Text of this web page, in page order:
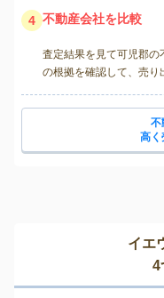
4 不動産会社を比較
査定結果を見て可児郡
の根拠を確認して、売り
不
高く
イエ
4